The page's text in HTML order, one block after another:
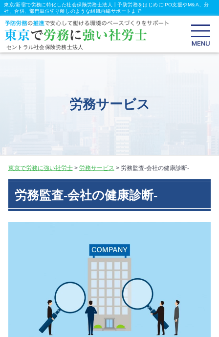
東京/新宿で労務に特化した社会保険労務士法人┃予防労務をはじめにIPO支援やM&A、分
社、合併、部門単位切り離しのような組織再編サポートまで
セントラル社会保険労務士法人
労務サービス
東京で労務に強い社労士> 労務サービス > 労務監査-会社の健康診断-
労務監査-会社の健康診断-